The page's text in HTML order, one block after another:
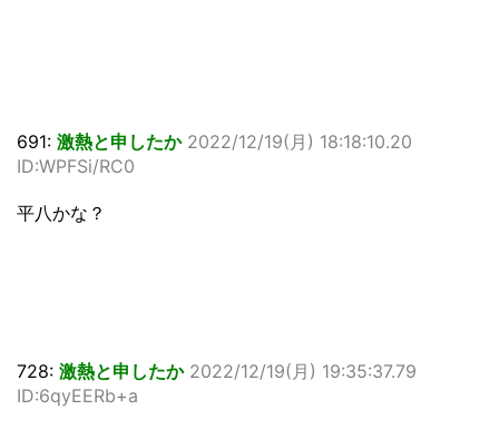
691: 激熱と申したか 2022/12/19(月) 18:18:10.20
ID:WPFSi/RC0
平八かな？
728: 激熱と申したか 2022/12/19(月) 19:35:37.79
ID:6qyEERb+a